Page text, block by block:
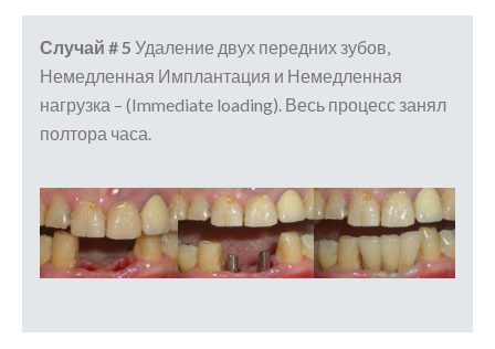
Случай # 5 Удаление двух передних зубов,
Немедленная Имплантация и Немедленная
нагрузка – (Immediate loading). Весь процесс занял
полтора часа.